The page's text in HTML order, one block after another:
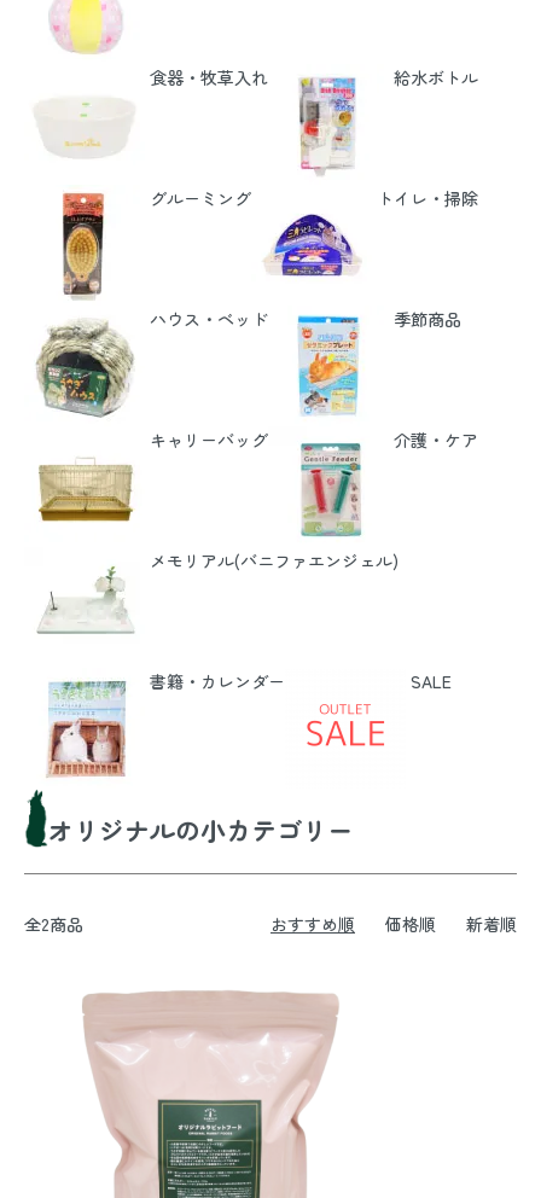
食器・牧草入れ 給水ボトル
グルーミング トイレ・掃除
ハウス・ベッド 季節商品
キャリーバッグ 介護・ケア
メモリアル(バニファエンジェル)
書籍・カレンダー SALE
オリジナルの小カテゴリー
全2商品 おすすめ順 価格順 新着順